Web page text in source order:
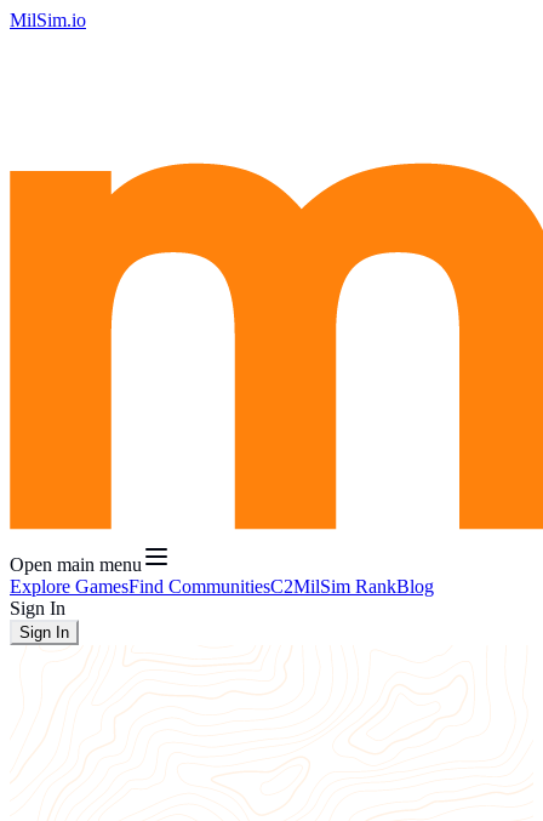
MilSim.io
Open main menu
Explore GamesFind CommunitiesC2MilSim RankBlog
Sign In
Sign In